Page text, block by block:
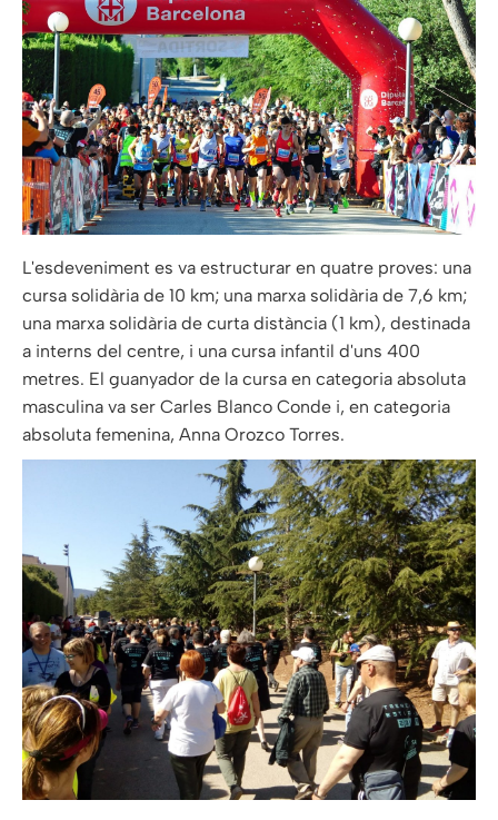
L'esdeveniment es va estructurar en quatre proves: una
cursa solidària de 10 km; una marxa solidària de 7,6 km;
una marxa solidària de curta distància (1 km), destinada
a interns del centre, i una cursa infantil d'uns 400
metres. El guanyador de la cursa en categoria absoluta
masculina va ser Carles Blanco Conde i, en categoria
absoluta femenina, Anna Orozco Torres.